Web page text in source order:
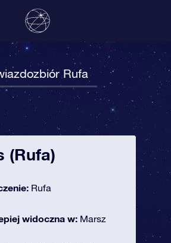
Rufa
(Rufa)
Rufa
widoczna w: Marsz